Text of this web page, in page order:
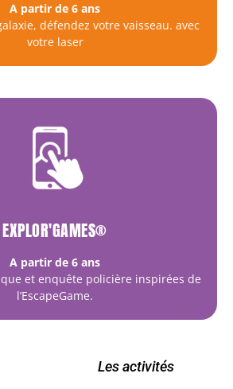
A partir de 6 ans
défendez votre vaisseau. avec
votre laser
EXPLOR'GAMES®
A partir de 6 ans
et enquête policière inspirées de
l’EscapeGame.
Les activités